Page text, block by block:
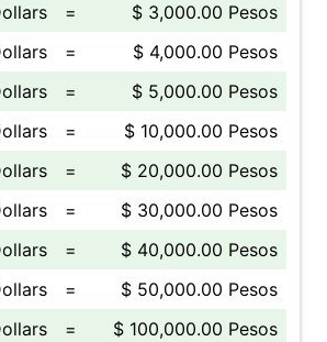
=
$ 3,000.00 Pesos
=
$ 4,000.00 Pesos
=
$ 5,000.00 Pesos
=
$ 10,000.00 Pesos
=
$ 20,000.00 Pesos
=
$ 30,000.00 Pesos
=
$ 40,000.00 Pesos
=
$ 50,000.00 Pesos
=
$ 100,000.00 Pesos